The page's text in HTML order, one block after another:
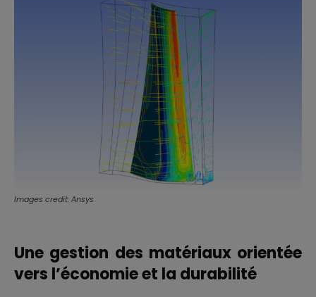
Images credit: Ansys
Une gestion des matériaux orientée
vers l’économie et la durabilité